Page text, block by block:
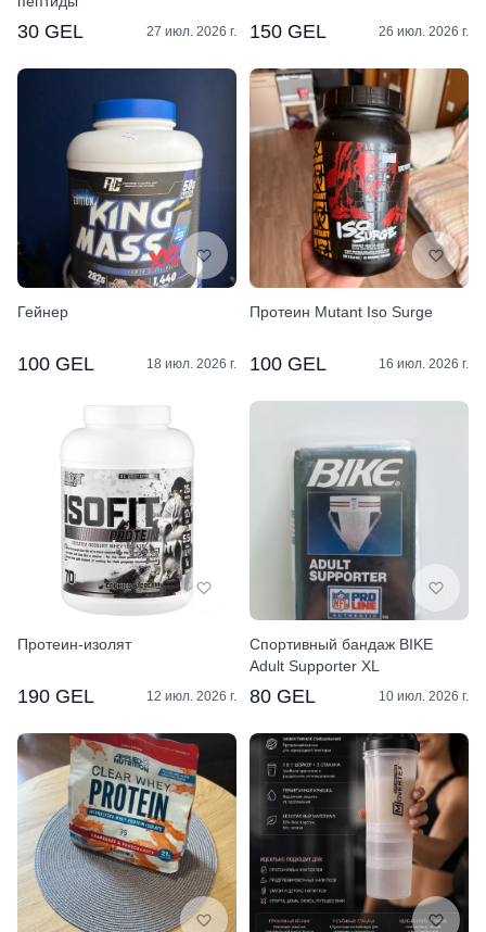
30 GEL 27 июл. 2026 г. 150 GEL 26 июл. 2026 г.
Гейнер
100 GEL 18 июл. 2026 г.
Протеин Mutant Iso Surge
100 GEL 16 июл. 2026 г.
Протеин-изолят
190 GEL 12 июл. 2026 г.
Спортивный бандаж BIKE
Adult Supporter XL
80 GEL 10 июл. 2026 г.